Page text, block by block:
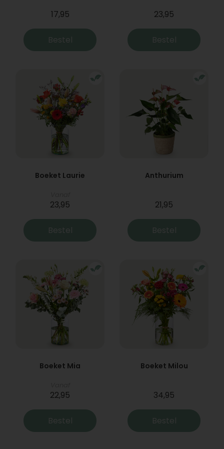
17,95
Bestel
23,95
Bestel
Boeket Laurie
23,95
Bestel
Anthurium
21,95
Bestel
Boeket Mia
22,95
Bestel
Boeket Milou
34,95
Bestel